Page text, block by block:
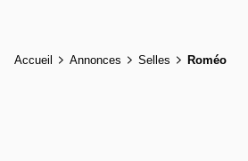
Accueil Annonces Selles Roméo